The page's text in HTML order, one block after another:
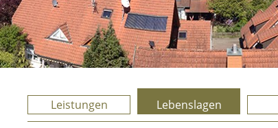
Leistungen Lebenslagen